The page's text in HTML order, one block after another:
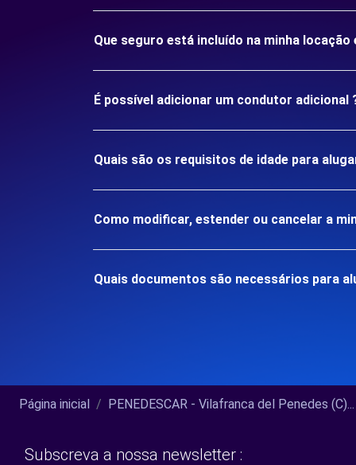
Que seguro está incluído na minha locação
É possível adicionar um condutor adicional
Quais são os requisitos de idade para
Como modificar, estender ou cancelar a
Quais documentos são necessários para
Página inicial PENEDESCAR - Vilafranca del Penedes (C)...
Subscreva a nossa newsletter :